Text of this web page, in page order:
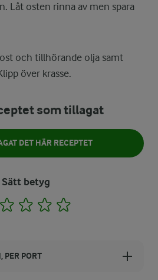
Låt osten rinna av men spara
och tillhörande olja samt
över krasse.
som tillagat
DET HÄR RECEPTET
Sätt betyg
1 2 3 4
PER PORT